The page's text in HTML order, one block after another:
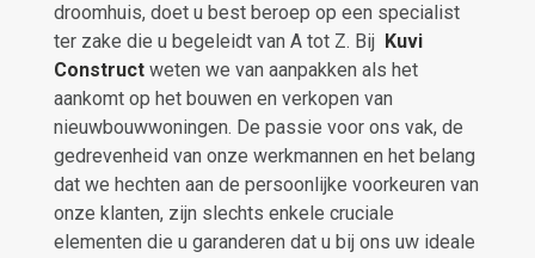
droomhuis, doet u best beroep op een specialist
ter zake die u begeleidt van A tot Z. Bij Kuvi
Construct weten we van aanpakken als het
aankomt op het bouwen en verkopen van
nieuwbouwwoningen. De passie voor ons vak, de
gedrevenheid van onze werkmannen en het belang
dat we hechten aan de persoonlijke voorkeuren van
onze klanten, zijn slechts enkele cruciale
elementen die u garanderen dat u bij ons uw ideale